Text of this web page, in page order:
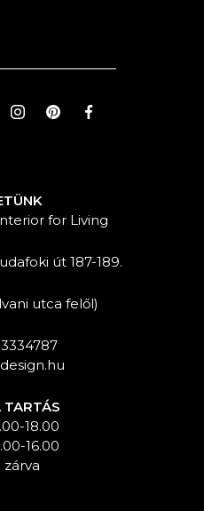
for Living
út 187-189.
utca felől)
TARTÁS
18.00
16.00